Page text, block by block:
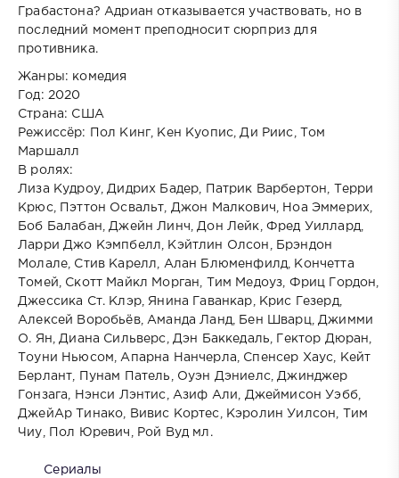
Грабастона? Адриан отказывается участвовать, но в
последний момент преподносит сюрприз для
противника.
Жанры: комедия
Год: 2020
Страна: США
Режиссёр: Пол Кинг, Кен Куопис, Ди Риис, Том
Маршалл
В ролях:
Лиза Кудроу, Дидрих Бадер, Патрик Варбертон, Терри
Крюс, Пэттон Освальт, Джон Малкович, Ноа Эммерих,
Боб Балабан, Джейн Линч, Дон Лейк, Фред Уиллард,
Ларри Джо Кэмпбелл, Кэйтлин Олсон, Брэндон
Молале, Стив Карелл, Алан Блюменфилд, Кончетта
Томей, Скотт Майкл Морган, Тим Медоуз, Фриц Гордон,
Джессика Ст. Клэр, Янина Гаванкар, Крис Гезерд,
Алексей Воробьёв, Аманда Ланд, Бен Шварц, Джимми
О. Ян, Диана Сильверс, Дэн Баккедаль, Гектор Дюран,
Тоуни Ньюсом, Апарна Нанчерла, Спенсер Хаус, Кейт
Берлант, Пунам Патель, Оуэн Дэниелс, Джинджер
Гонзага, Нэнси Лэнтис, Азиф Али, Джеймисон Уэбб,
ДжейАр Тинако, Вивис Кортес, Кэролин Уилсон, Тим
Чиу, Пол Юревич, Рой Вуд мл.
Сериалы